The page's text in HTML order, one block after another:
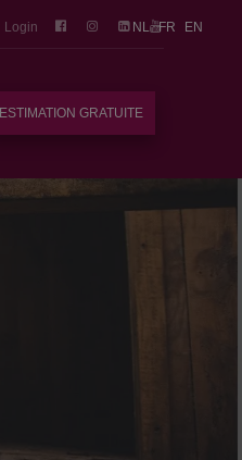
Login NL FR EN
ESTIMATION GRATUITE